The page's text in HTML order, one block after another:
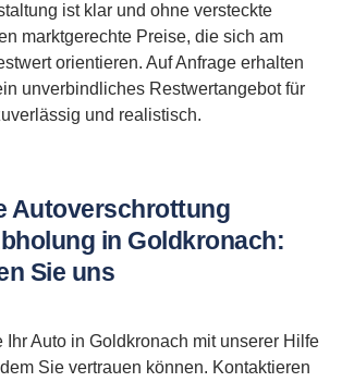
ist klar und ohne versteckte
marktgerechte Preise, die sich am
orientieren. Auf Anfrage erhalten
unverbindliches Restwertangebot für
und realistisch.
Autoverschrottung
in Goldkronach:
Sie uns
Ihr Auto in Goldkronach mit unserer Hilfe
Sie vertrauen können. Kontaktieren